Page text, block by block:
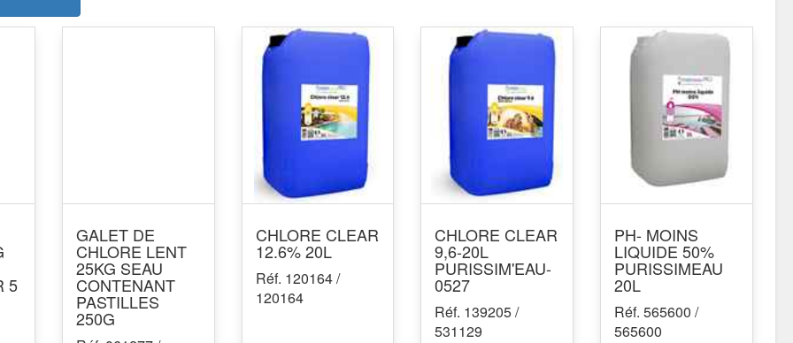
5
GALET DE
CHLORE LENT
25KG SEAU
CONTENANT
PASTILLES
250G
CHLORE CLEAR
12.6% 20L
Réf. 120164 /
120164
CHLORE CLEAR
9,6-20L
PURISSIM'EAU-
0527
Réf. 139205 /
531129
PH- MOINS
LIQUIDE 50%
PURISSIMEAU
20L
Réf. 565600 /
565600